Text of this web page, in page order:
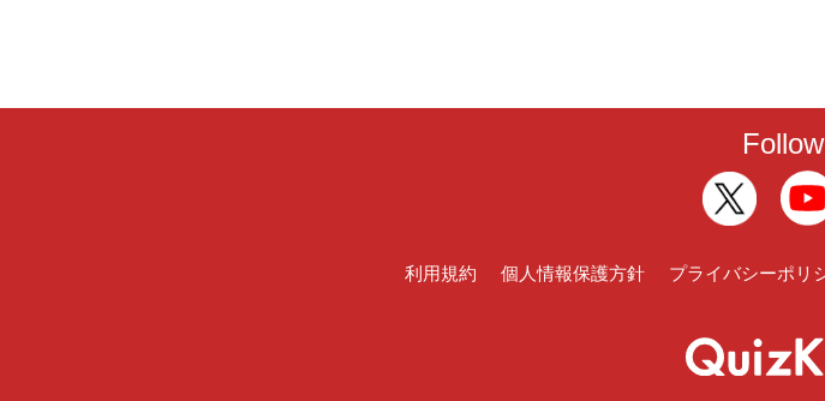
利用規約 個人情報保護方針 プライバシーポリ